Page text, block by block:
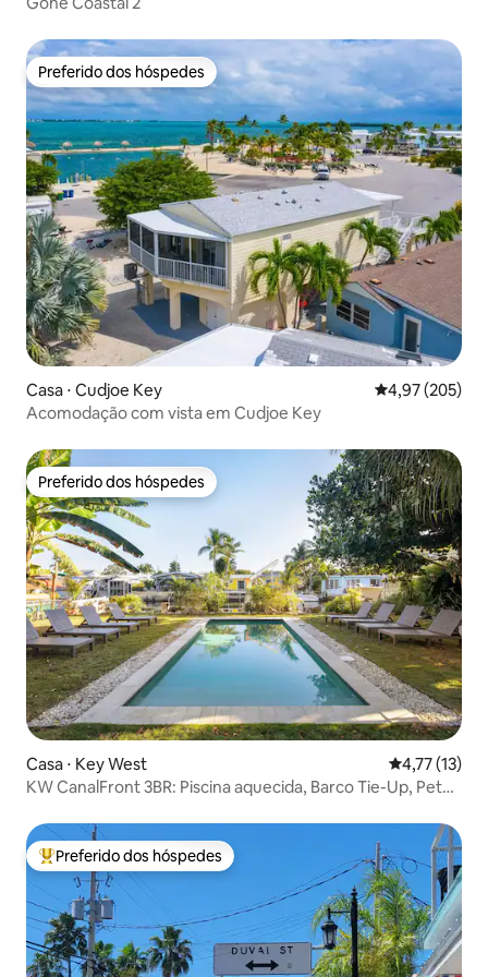
Preferido dos hóspedes
Preferido dos hóspedes
Casa ⋅ Cudjoe Key 4,97 de uma
4,97 (205)
Acomodação com vista em Cudjoe Key
Preferido dos hóspedes
Preferido dos hóspedes
Casa ⋅ Key West 4,77 de uma
4,77 (13)
KW CanalFront 3BR: Piscina aquecida, Barco Tie-Up, Pet
Entre os melhores preferidos dos hóspedes
Preferido dos hóspedes